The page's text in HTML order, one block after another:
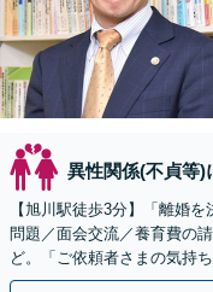
異性関係(不貞等)
【旭川駅徒歩3分】「離婚
問題／面会交流／養育費の
ど。「ご依頼者さまの気持
が得られることを大切に」